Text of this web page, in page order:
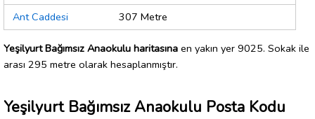
Ant Caddesi
307 Metre
Yeşilyurt Bağımsız Anaokulu haritasına en yakın yer 9025. Sokak ile
arası 295 metre olarak hesaplanmıştır.
Yeşilyurt Bağımsız Anaokulu Posta Kodu